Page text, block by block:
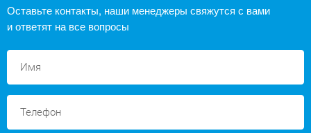
Оставьте контакты, наши менеджеры свяжутся с вами
и ответят на все вопросы